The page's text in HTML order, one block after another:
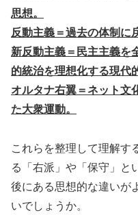
思想。
反動主義＝過去の体制に
新反動主義＝民主主義を
的統治を理想化する現代
オルタナ右翼＝ネット文
た大衆運動。
これらを整理して理解す
る「右派」や「保守」と
後にある思想的な違いが
いでしょうか。